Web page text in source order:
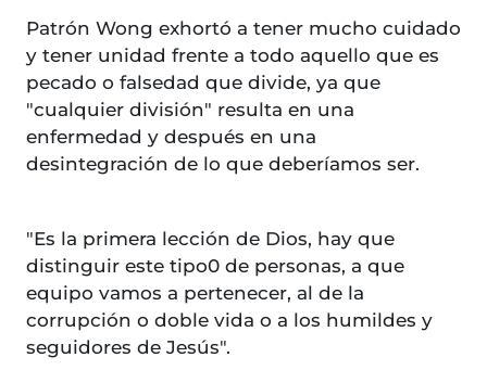
Patrón Wong exhortó a tener mucho cuidado
y tener unidad frente a todo aquello que es
pecado o falsedad que divide, ya que
"cualquier división" resulta en una
enfermedad y después en una
desintegración de lo que deberíamos ser.
"Es la primera lección de Dios, hay que
distinguir este tipo0 de personas, a que
equipo vamos a pertenecer, al de la
corrupción o doble vida o a los humildes y
seguidores de Jesús".